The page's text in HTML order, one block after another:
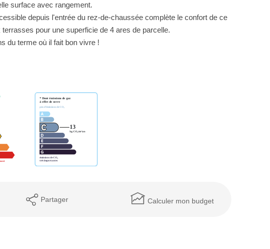
surface avec rangement.
depuis l'entrée du rez-de-chaussée complète le confort de ce
pour une superficie de 4 ares de parcelle.
du terme où il fait bon vivre !
Partager Calculer mon budget